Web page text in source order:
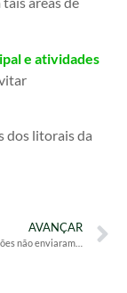
e atividades
dos litorais da
AVANÇAR
Cerca de 19 milhões não enviaram declaração do IR a dez dias do prazo